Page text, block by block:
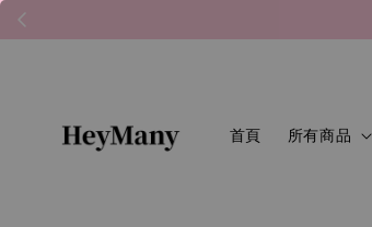
首頁 所有商品